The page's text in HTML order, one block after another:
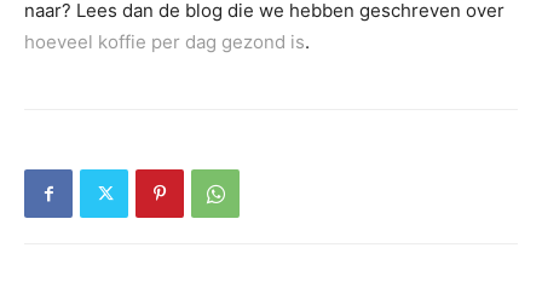
naar? Lees dan de blog die we hebben geschreven over
hoeveel koffie per dag gezond is.